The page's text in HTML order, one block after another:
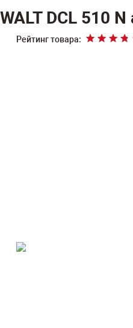
DCL 510 N
Рейтинг товара: